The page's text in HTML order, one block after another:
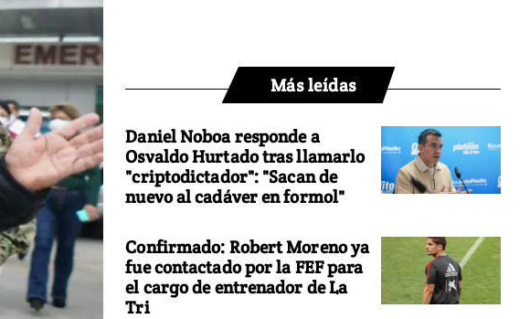
Más leídas
Daniel Noboa responde a
Osvaldo Hurtado tras llamarlo
"criptodictador": "Sacan de
nuevo al cadáver en formol"
Confirmado: Robert Moreno ya
fue contactado por la FEF para
el cargo de entrenador de La
Tri